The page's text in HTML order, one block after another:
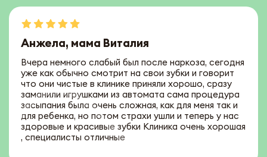
Анжела, мама Виталия
Вчера немного слабый был после наркоза, сегодня
уже как обычно смотрит на свои зубки и говорит
что они чистые в клинике приняли хорошо, сразу
заманили игрушками из автомата сама процедура
засыпания была очень сложная, как для меня так и
для ребенка, но потом страхи ушли и теперь у нас
здоровые и красивые зубки Клиника очень хорошая
, специалисты отличные